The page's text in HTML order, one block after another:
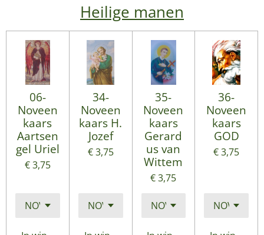
Heilige manen
06-
Noveen
kaars
Aartsen
gel Uriel
€ 3,75
34-
Noveen
kaars H.
Jozef
€ 3,75
35-
Noveen
kaars
Gerard
us van
Wittem
€ 3,75
36-
Noveen
kaars
GOD
€ 3,75